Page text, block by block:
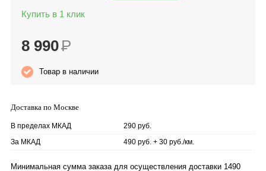
Купить в 1 клик
8 990Р
Товар в наличии
Доставка по Москве
В пределах МКАД
290 руб.
За МКАД
490 руб. + 30 руб./км.
Минимальная сумма заказа для осуществления доставки 1490